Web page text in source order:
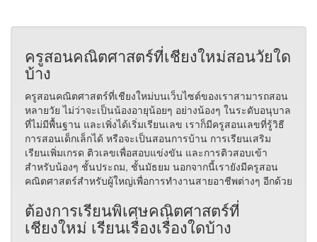
ครูสอนคณิตศาสตร์ที่เชียงใหม่สอนวัยใด
บ้าง
ครูสอนคณิตศาสตร์ที่เชียงใหม่บนเว็บไซต์ของเราสามารถสอน
หลายวัย ไม่ว่าจะเป็นน้องอายุน้อยๆ อย่างน้องๆ ในระดับอนุบาล
ที่ไม่มีพื้นฐาน และเพิ่งได้เริ่มเรียนเลข เราก็มีครูสอนเลขที่รู้วิธี
การสอนเด็กเล็กได้ หรือจะเป็นสอนการบ้าน การเรียนเสริม
เรียนเพิ่มเกรด ติวเลขเพื่อสอบแข่งขัน และการติวสอบเข้า
สำหรับน้องๆ ชั้นประถม, ชั้นมัธยม นอกจากนี้เรายังมีครูสอน
คณิตศาสตร์สำหรับผู้ใหญ่เพื่อการทำงานสายอาชีพต่างๆ อีกด้วย
ต้องการเรียนพิเศษคณิตศาสตร์ที่
เชียงใหม่ เรียนเรื่องเรื่องใดบ้าง